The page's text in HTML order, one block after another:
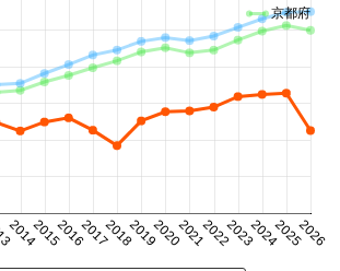
2014201520162017201820192020202120222023202420252026
京都府